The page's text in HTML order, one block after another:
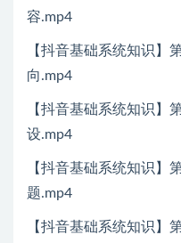
容.mp4
【抖音基础系统知识】
向.mp4
【抖音基础系统知识】
设.mp4
【抖音基础系统知识】
题.mp4
【抖音基础系统知识】